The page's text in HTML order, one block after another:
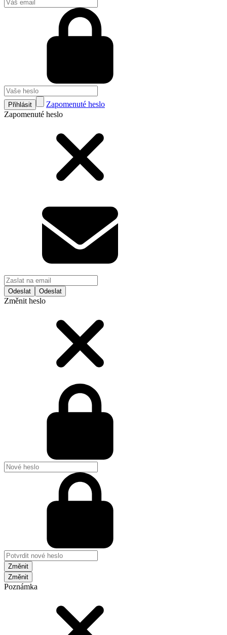
Přihlásit
Zapomenuté heslo
Zapomenuté heslo
Odeslat
Změnit heslo
Změnit
Poznámka